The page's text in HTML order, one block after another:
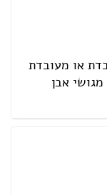
או מעובדת
אבן